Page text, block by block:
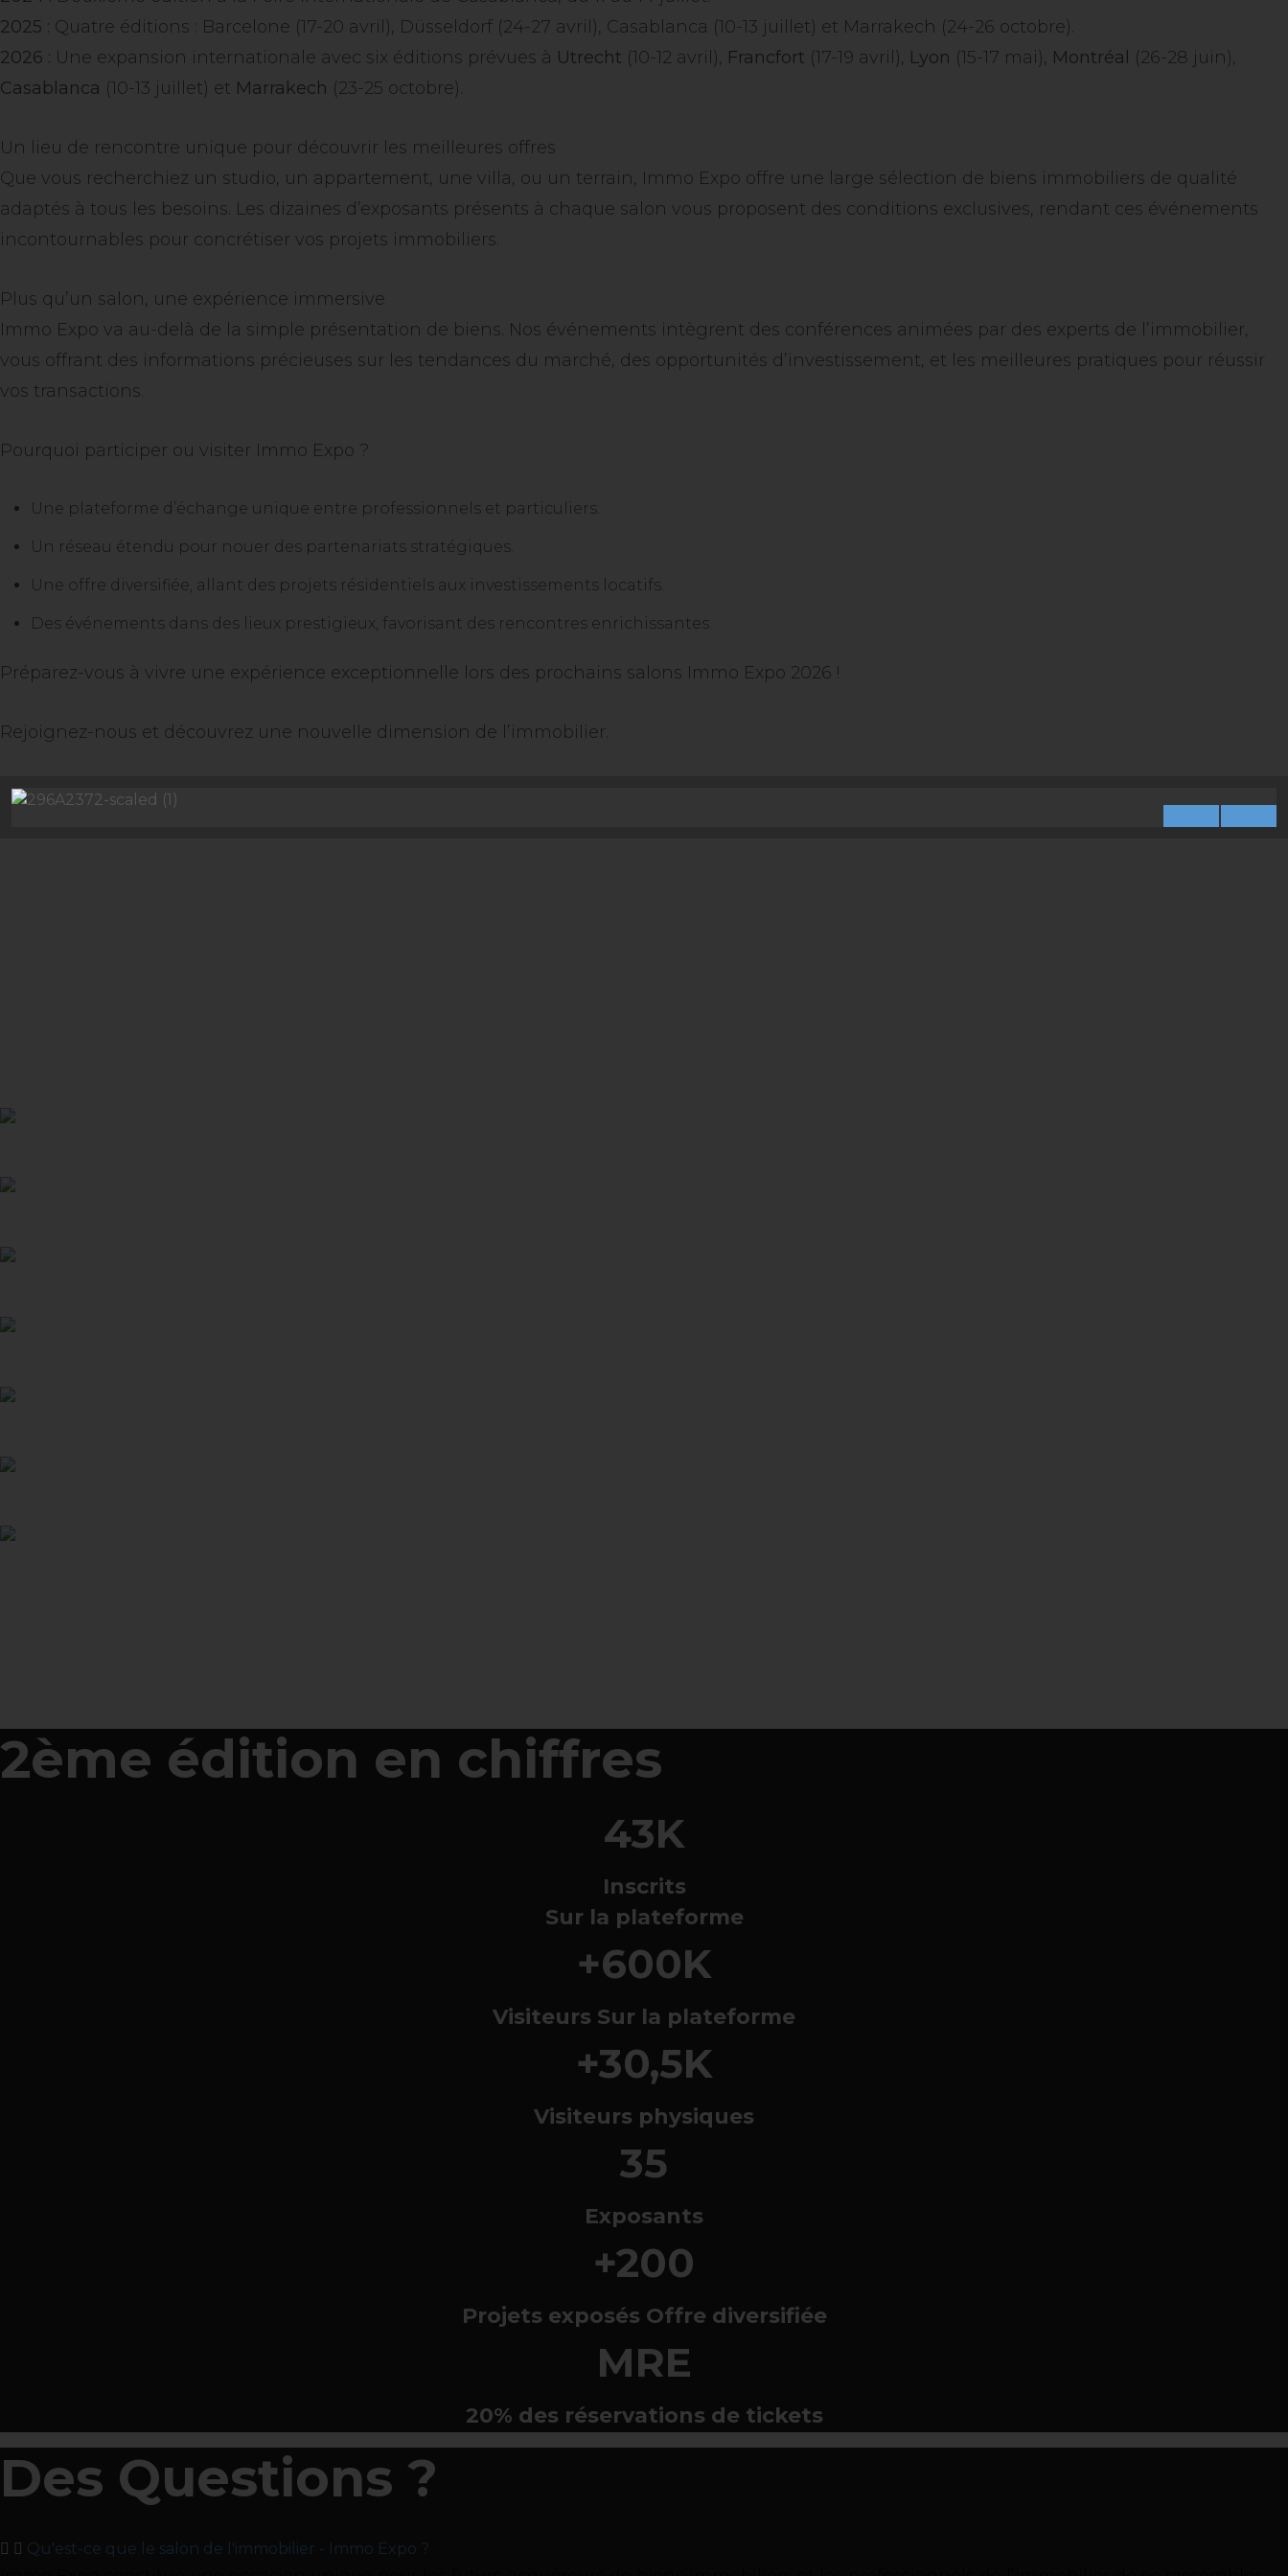
2025 : Quatre éditions : Barcelone (17-20 avril), Düsseldorf (24-27 avril), Casablanca (10-13 juillet) et Marrakech (24-26 octobre).
2026 : Une expansion internationale avec six éditions prévues à Utrecht (10-12 avril), Francfort (17-19 avril), Lyon (15-17 mai), Montréal
(26-28 juin),
Casablanca (10-13 juillet) et Marrakech (23-25 octobre).
Un lieu de rencontre unique pour découvrir les meilleures offres
Que vous recherchiez un studio, un appartement, une villa, ou un terrain, Immo Expo offre une large sélection de biens immobiliers de qualité
adaptés à tous les besoins. Les dizaines d’exposants présents à chaque salon vous proposent des conditions exclusives, rendant ces événements
incontournables pour concrétiser vos projets immobiliers.
Plus qu’un salon, une expérience immersive
Immo Expo va au-delà de la simple présentation de biens. Nos événements intègrent des conférences animées par des experts de l’immobilier,
vous offrant des informations précieuses sur les tendances du marché, des opportunités d’investissement, et les meilleures pratiques pour réussir
vos transactions.
Pourquoi participer ou visiter Immo Expo ?
Une plateforme d’échange unique entre professionnels et particuliers.
Un réseau étendu pour nouer des partenariats stratégiques.
Une offre diversifiée, allant des projets résidentiels aux investissements locatifs.
Des événements dans des lieux prestigieux, favorisant des rencontres enrichissantes.
Préparez-vous à vivre une expérience exceptionnelle lors des prochains salons Immo Expo 2026 !
Rejoignez-nous et découvrez une nouvelle dimension de l’immobilier.
2ème édition en chiffres
43K
Inscrits
Sur la plateforme
+600K
Visiteurs Sur la plateforme
+30,5K
Visiteurs physiques
35
Exposants
+200
Projets exposés Offre diversifiée
MRE
20% des réservations de tickets
Des Questions ?​
Qu'est-ce que le salon de l'immobilier - Immo Expo ?